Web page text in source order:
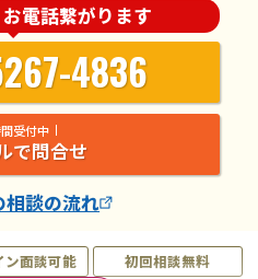
ン面談可能
初回相談無料
お電話繋がります
4836
受付中
で問合せ
相談の流れ